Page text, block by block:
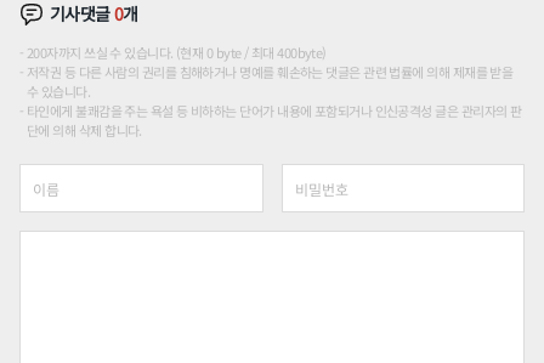
기사댓글0개
200자까지 쓰실 수 있습니다. (현재 0 byte / 최대 400byte)
저작권 등 다른 사람의 권리를 침해하거나 명예를 훼손하는 댓글은 관련 법률에 의해 제재를 받을
수 있습니다.
타인에게 불쾌감을 주는 욕설 등 비하하는 단어가 내용에 포함되거나 인신공격성 글은 관리자의 판
단에 의해 삭제 합니다.